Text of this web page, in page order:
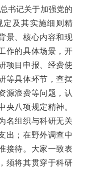
书记关于加强党的
及其实施细则精
景、核心内容和现
作的具体场景，开
项目申报、经费使
等具体环节，查摆
源浪费等问题，认
八项规定精神。
名组织与科研无关
出；在野外调查中
接待。大家一致表
须将其贯穿于科研